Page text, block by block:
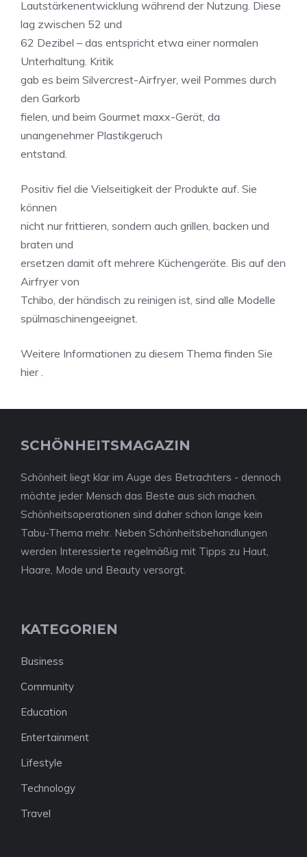
Lautstärkenentwicklung während der Nutzung. Diese
lag zwischen 52 und
62 Dezibel – das entspricht etwa einer normalen
Unterhaltung. Kritik
gab es beim Silvercrest-Airfryer, weil Pommes durch
den Garkorb
fielen, und beim Gourmet maxx-Gerät, da
unangenehmer Plastikgeruch
entstand.
Positiv fiel die Vielseitigkeit der Produkte auf. Sie
können
nicht nur frittieren, sondern auch grillen, backen und
braten und
ersetzen damit oft mehrere Küchengeräte. Bis auf den
Airfryer von
Tchibo, der händisch zu reinigen ist, sind alle Modelle
spülmaschinengeeignet.
Weitere Informationen zu diesem Thema finden Sie
hier .
SCHÖNHEITSMAGAZIN
Schönheit liegt klar im Auge des Betrachters - dennoch
möchte jeder Mensch das Beste aus sich machen.
Schönheitsoperationen sind daher schon lange kein
Tabu-Thema mehr. Neben Schönheitsbehandlungen
werden Interessierte regelmäßig mit Tipps zu Haut,
Haare, Mode und Beauty versorgt.
KATEGORIEN
Business
Community
Education
Entertainment
Lifestyle
Technology
Travel